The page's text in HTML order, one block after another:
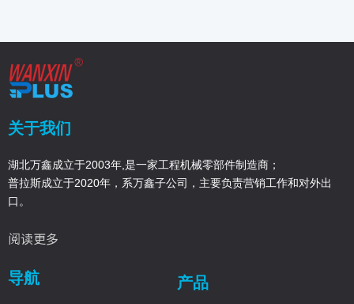
关于我们
湖北万鑫成立于2003年,是一家工程机械零部件制造商；
普拉斯成立于2020年，系万鑫子公司，主要负责营销工作和对外出
口。
阅读更多
导航 产品